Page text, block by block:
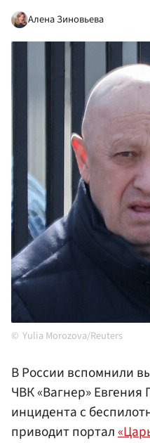
Алена Зиновьева
Yulia Morozova/Reuters
В России вспомнили
ЧВК «Вагнер»
инцидента с
приводит портал